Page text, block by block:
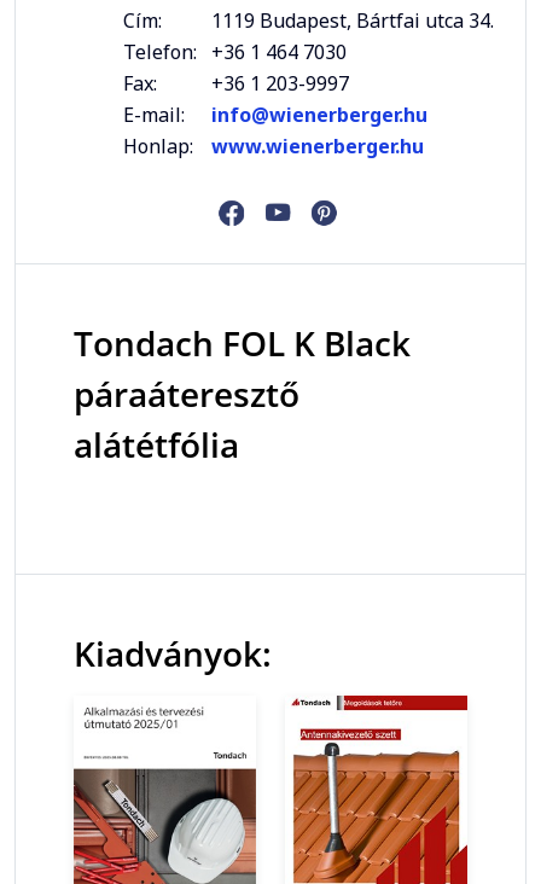
Cím:
1119 Budapest, Bártfai utca 34.
Telefon:
+36 1 464 7030
Fax:
+36 1 203-9997
E-mail:
info@wienerberger.hu
Honlap:
www.wienerberger.hu
Tondach FOL K Black
páraáteresztő
alátétfólia
Kiadványok: